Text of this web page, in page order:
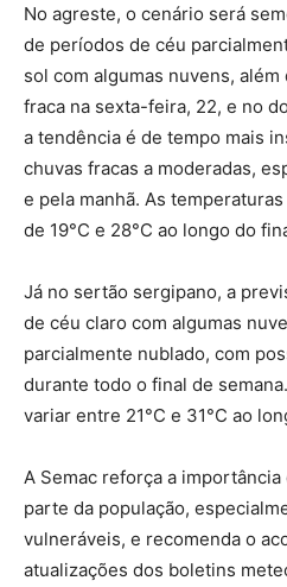
No agreste, o cenário será
de períodos de céu
sol com algumas nuvens,
fraca na sexta-feira, 22, e no
a tendência é de tempo mais
chuvas fracas a moderadas,
e pela manhã. As
de 19°C e 28°C ao longo do
Já no sertão sergipano, a
de céu claro com algumas
parcialmente nublado, com
durante todo o final de
variar entre 21°C e 31°C ao
A Semac reforça a
parte da população,
vulneráveis, e recomenda o
atualizações dos boletins